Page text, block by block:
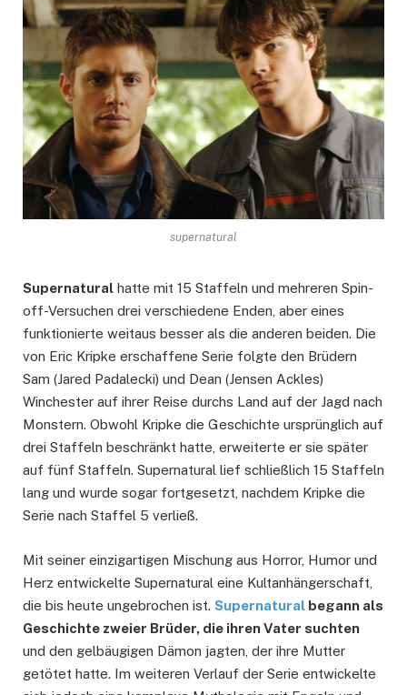
supernatural
Supernatural hatte mit 15 Staffeln und mehreren Spin-
off-Versuchen drei verschiedene Enden, aber eines
funktionierte weitaus besser als die anderen beiden. Die
von Eric Kripke erschaffene Serie folgte den Brüdern
Sam (Jared Padalecki) und Dean (Jensen Ackles)
Winchester auf ihrer Reise durchs Land auf der Jagd nach
Monstern. Obwohl Kripke die Geschichte ursprünglich auf
drei Staffeln beschränkt hatte, erweiterte er sie später
auf fünf Staffeln. Supernatural lief schließlich 15 Staffeln
lang und wurde sogar fortgesetzt, nachdem Kripke die
Serie nach Staffel 5 verließ.
Mit seiner einzigartigen Mischung aus Horror, Humor und
Herz entwickelte Supernatural eine Kultanhängerschaft,
die bis heute ungebrochen ist. Supernatural begann als
Geschichte zweier Brüder, die ihren Vater suchten
und den gelbäugigen Dämon jagten, der ihre Mutter
getötet hatte. Im weiteren Verlauf der Serie entwickelte